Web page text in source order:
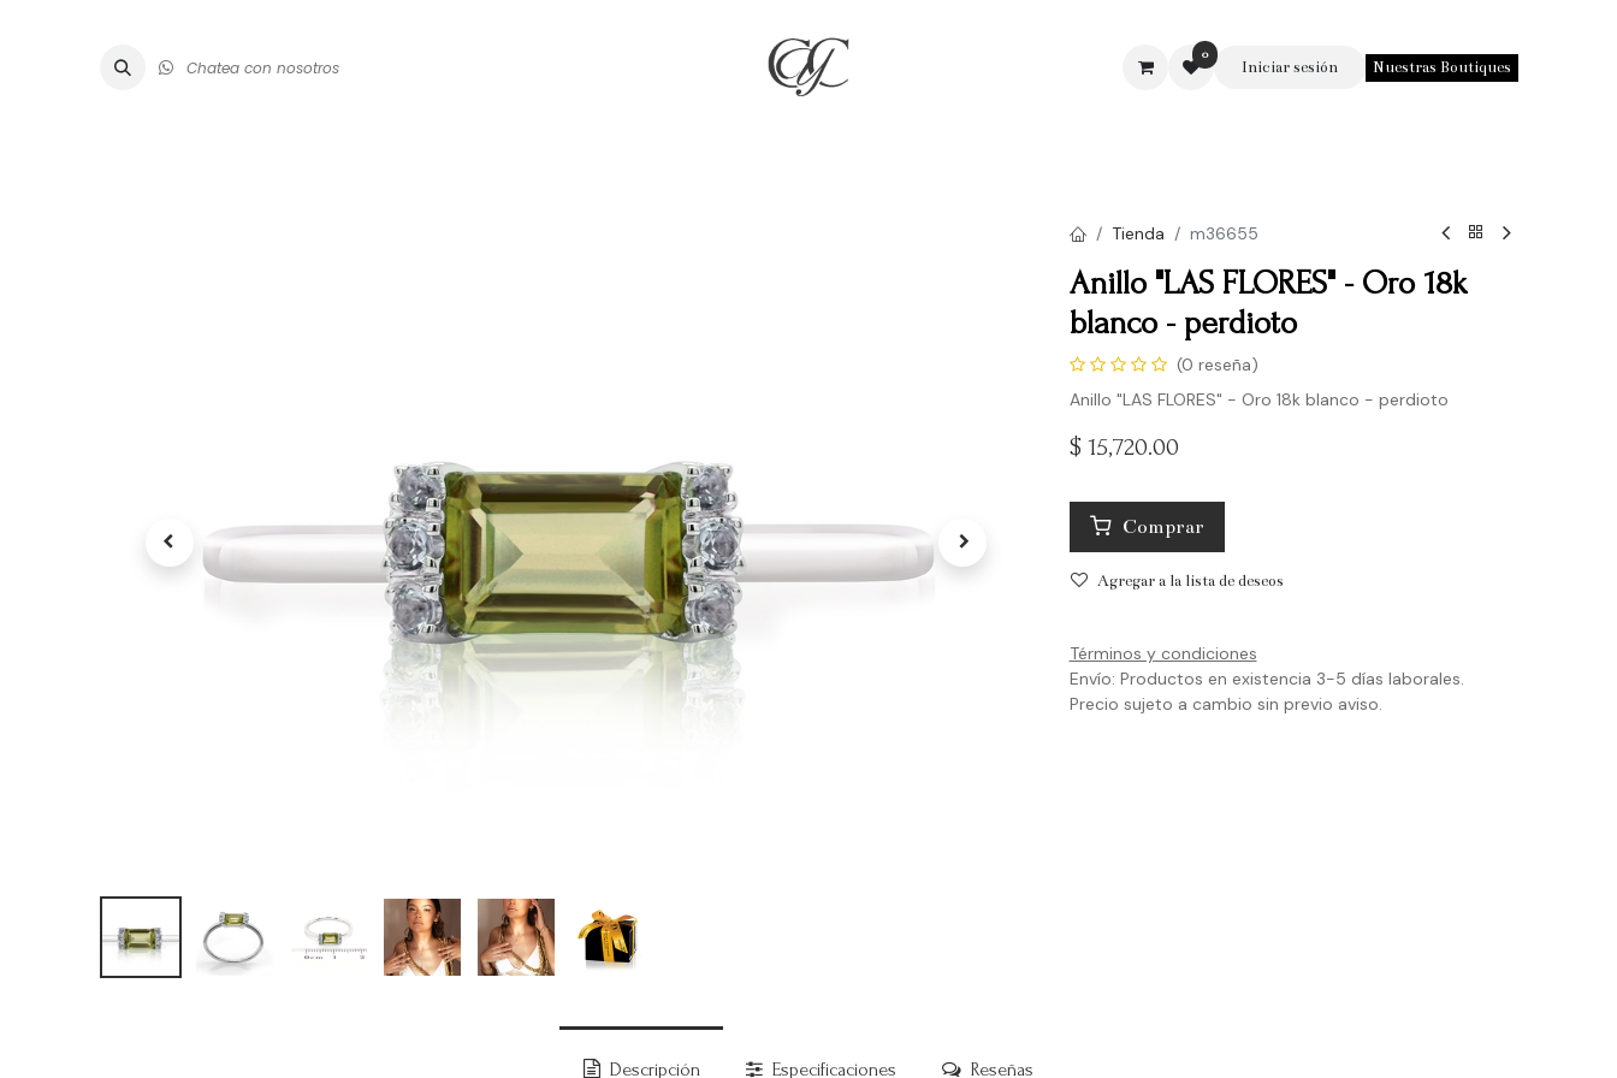
Chatea con nosotros
0
Iniciar sesión Nuestras Boutiques
Tienda m36655
Anillo "LAS FLORES" - Oro 18k
blanco - perdioto
(0 reseña)
Anillo "LAS FLORES" - Oro 18k blanco - perdioto
$ 15,720.00
Comprar
Agregar a la lista de deseos
Términos y condiciones
Envío: Productos en existencia 3-5 días laborales.
Precio sujeto a cambio sin previo aviso.
Descripción Especificaciones Reseñas